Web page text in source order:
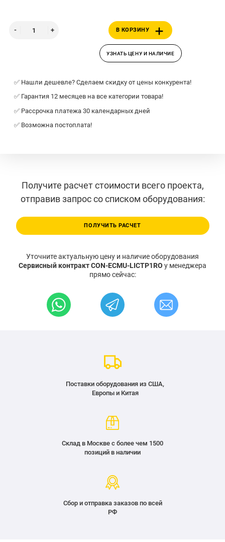
В КОРЗИНУ
УЗНАТЬ ЦЕНУ И НАЛИЧИЕ
✅ Нашли дешевле? Сделаем скидку от цены конкурента!
✅ Гарантия 12 месяцев на все категории товара!
✅ Рассрочка платежа 30 календарных дней
✅ Возможна постоплата!
Получите расчет стоимости всего проекта,
отправив запрос со списком оборудования:
ПОЛУЧИТЬ РАСЧЕТ
Уточните актуальную цену и наличие оборудования
Сервисный контракт CON-ECMU-LICTP1RO у менеджера
прямо сейчас:
Поставки оборудования из США,
Европы и Китая
Склад в Москве с более чем 1500
позиций в наличии
Сбор и отправка заказов по всей
РФ